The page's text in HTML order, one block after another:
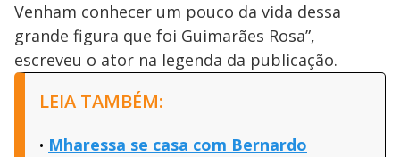
Venham conhecer um pouco da vida dessa
grande figura que foi Guimarães Rosa”,
escreveu o ator na legenda da publicação.
LEIA TAMBÉM:
Mharessa se casa com Bernardo